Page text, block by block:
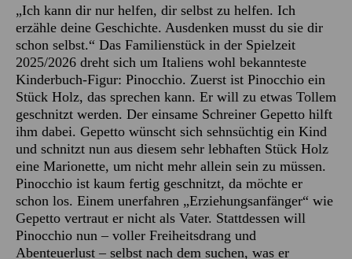
„Ich kann dir nur helfen, dir selbst zu helfen. Ich
erzähle deine Geschichte. Ausdenken musst du sie dir
schon selbst.“ Das Familienstück in der Spielzeit
2025/2026 dreht sich um Italiens wohl bekannteste
Kinderbuch-Figur: Pinocchio. Zuerst ist Pinocchio ein
Stück Holz, das sprechen kann. Er will zu etwas Tollem
geschnitzt werden. Der einsame Schreiner Gepetto hilft
ihm dabei. Gepetto wünscht sich sehnsüchtig ein Kind
und schnitzt nun aus diesem sehr lebhaften Stück Holz
eine Marionette, um nicht mehr allein sein zu müssen.
Pinocchio ist kaum fertig geschnitzt, da möchte er
schon los. Einem unerfahren „Erziehungsanfänger“ wie
Gepetto vertraut er nicht als Vater. Stattdessen will
Pinocchio nun – voller Freiheitsdrang und
Abenteuerlust – selbst nach dem suchen, was er